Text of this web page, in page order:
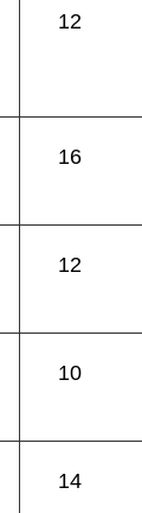
12
16
12
10
14